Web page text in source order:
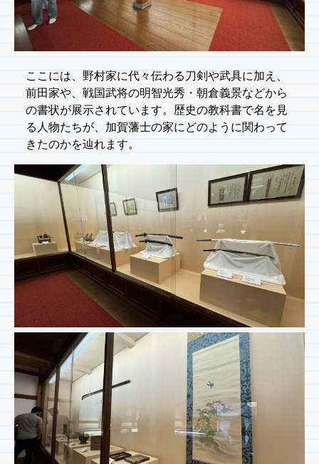
ここには、野村家に代々伝わる刀剣や武具に加え、
前田家や、戦国武将の明智光秀・朝倉義景などから
の書状が展示されています。歴史の教科書で名を見
る人物たちが、加賀藩士の家にどのように関わって
きたのかを辿れます。